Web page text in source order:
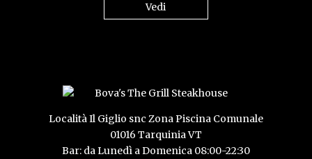
Vedi
Località Il Giglio snc Zona Piscina Comunale
01016 Tarquinia VT
Bar: da Lunedì a Domenica 08:00-22:30